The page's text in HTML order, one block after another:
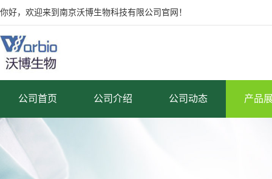
你好，欢迎来到南京沃博生物科技有限公司官网！
公司首页 公司介绍 公司动态 产品